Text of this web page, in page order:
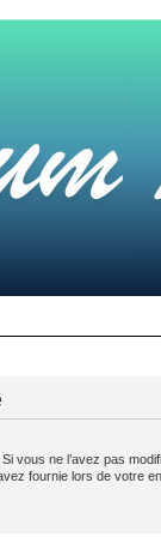
vous ne l’avez pas
fournie lors de votre